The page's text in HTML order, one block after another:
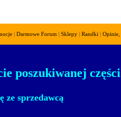
| Darmowe Forum | Sklepy | Randki | Opinie,
poszukiwanej
ze sprzedawcą